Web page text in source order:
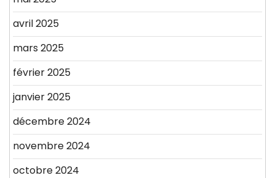
avril 2025
mars 2025
février 2025
janvier 2025
décembre 2024
novembre 2024
octobre 2024